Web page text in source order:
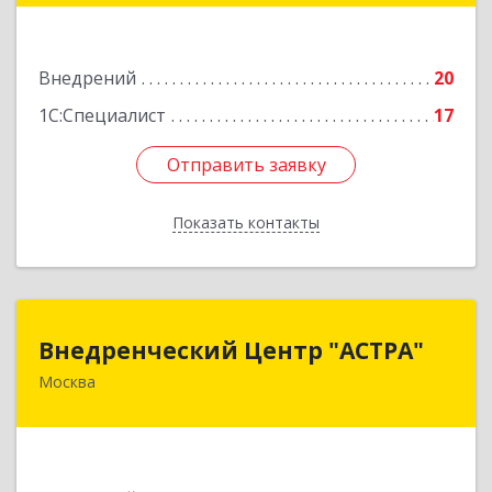
Внедрений
20
1С:Специалист
17
Отправить заявку
Показать контакты
Отправить заявку
Назад
Внедренческий Центр "АСТРА"
Москва
Внедренческий Центр "АСТРА"
125310, Москва г, Муравская ул, дом № 38,